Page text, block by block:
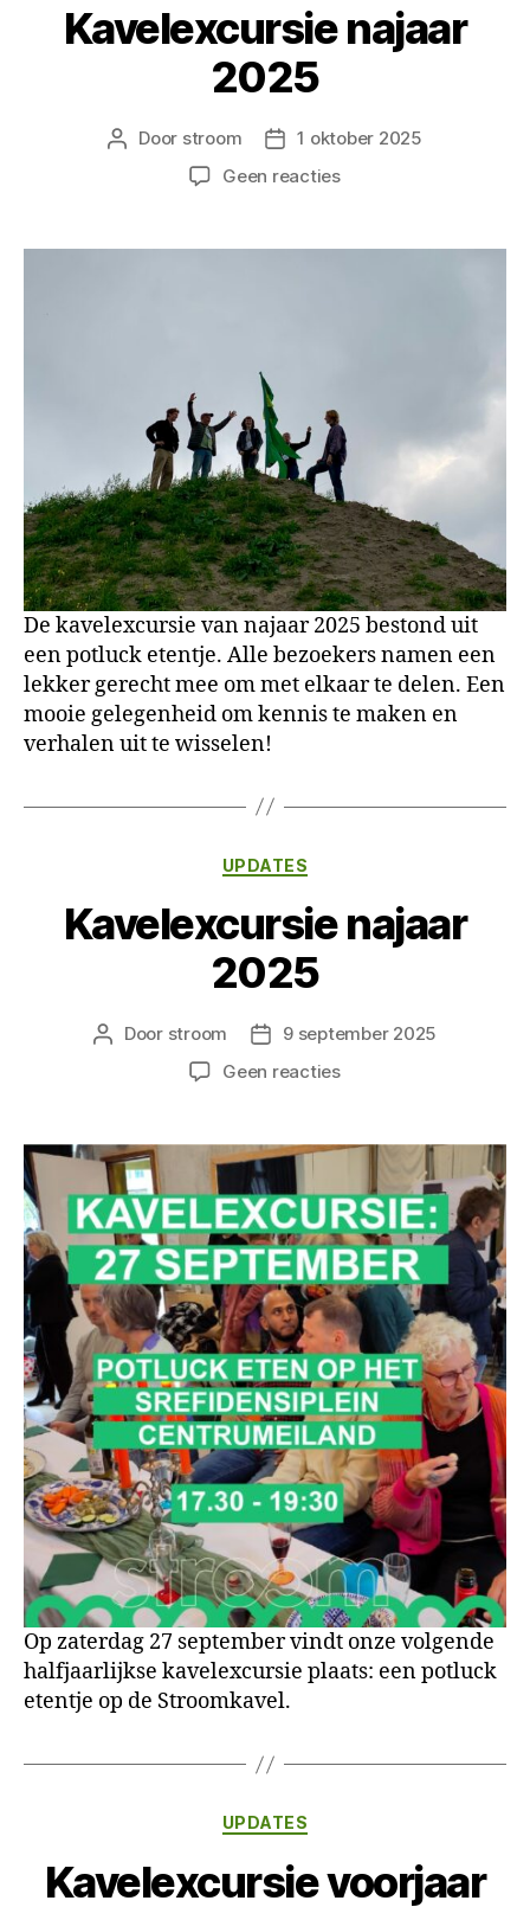
Kavelexcursie najaar
2025
Berichtauteur
Door stroom Berichtdatum
1 oktober 2025
Geen reactiesop
2025
De kavelexcursie van najaar 2025 bestond uit
een potluck etentje. Alle bezoekers namen een
lekker gerecht mee om met elkaar te delen. Een
mooie gelegenheid om kennis te maken en
verhalen uit te wisselen!
Categorieën
UPDATES
Kavelexcursie najaar
2025
Berichtauteur
Door stroom Berichtdatum
9 september 2025
Geen reactiesop
2025
Op zaterdag 27 september vindt onze volgende
halfjaarlijkse kavelexcursie plaats: een potluck
etentje op de Stroomkavel.
Categorieën
UPDATES
Kavelexcursie voorjaar